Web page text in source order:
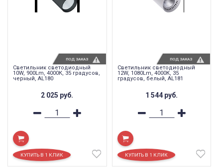
Светильник светодиодный
10W, 900Lm, 4000К, 35 градусов,
черный, AL180
2 025 руб.
ПОД ЗАКАЗ
Светильник светодиодный
12W, 1080Lm, 4000К, 35
градусов, белый, AL181
1 544 руб.
ПОД ЗАКАЗ